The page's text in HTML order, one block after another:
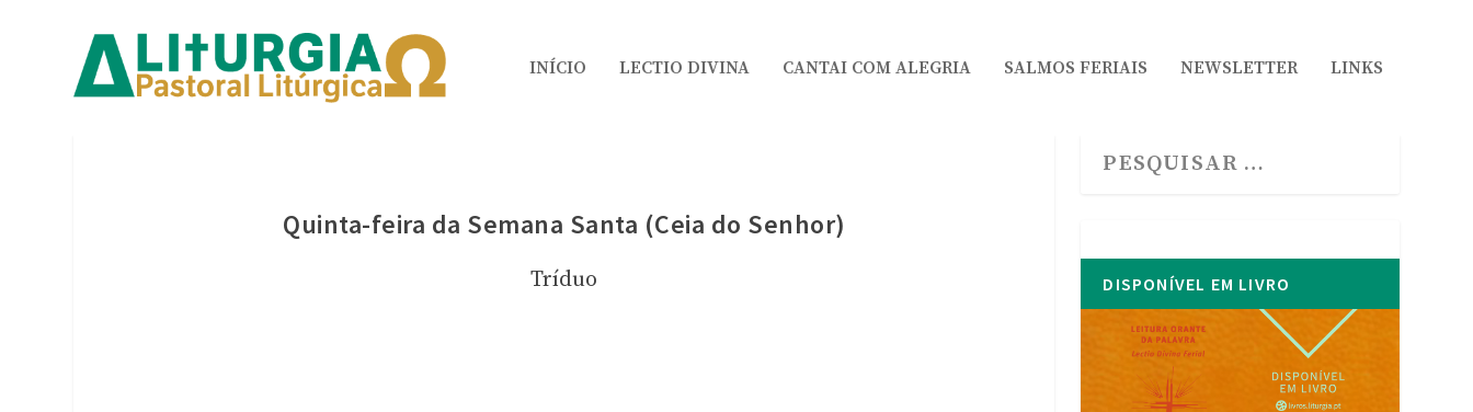
INÍCIO LECTIO DIVINA CANTAI COM ALEGRIA SALMOS FERIAIS NEWSLETTER LINKS
Quinta-feira da Semana Santa (Ceia do Senhor)
Tríduo DISPONÍVEL EM LIVRO